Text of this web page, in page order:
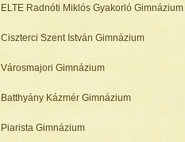
ELTE Radnóti Miklós Gyakorló Gimnázium
Ciszterci Szent István Gimnázium
Városmajori Gimnázium
Batthyány Kázmér Gimnázium
Piarista Gimnázium